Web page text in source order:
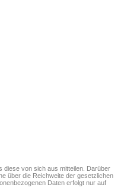
diese von sich aus mitteilen. Darüber
über die Reichweite der gesetzlichen
Daten erfolgt nur auf